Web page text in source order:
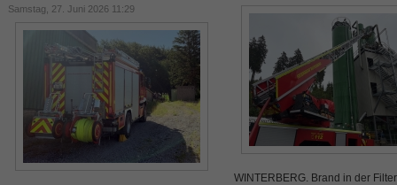
Samstag, 27. Juni 2026 11:29
WINTERBERG. Brand in der